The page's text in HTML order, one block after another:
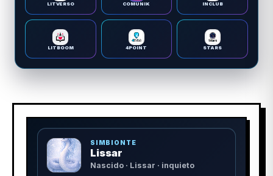
LITVERSO COMUNIK INCLUB
LITBOOM 4POINT STARS
SIMBIONTE
Lissar
Nascido · Lissar · inquieto